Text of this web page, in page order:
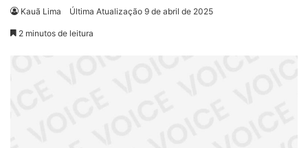
Kauã Lima Última Atualização 9 de abril de 2025
2 minutos de leitura